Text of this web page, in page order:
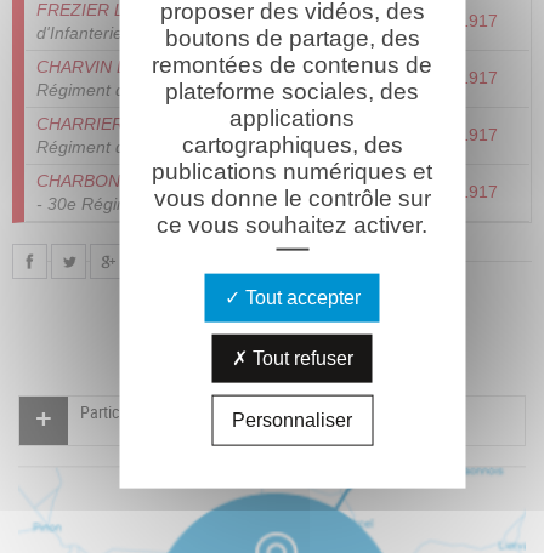
FREZIER Louis Michel- 30e Régiment
d'Infanterie
30/09/1917
CHARVIN Louis Emmanuel- 30e
Régiment d'Infanterie
20/05/1917
CHARRIER Gabriel Léon Victor- 30e
Régiment d'Infanterie
11/05/1917
CHARBONNEL Aurélien François Augustin
- 30e Régiment d'Infanterie
20/05/1917
Participer à l'indexation du Mémorial virtuel
proposer des vidéos, des
boutons de partage, des
remontées de contenus de
plateforme sociales, des
applications
cartographiques, des
publications numériques et
vous donne le contrôle sur
ce vous souhaitez activer.
Tout accepter
Tout refuser
Personnaliser